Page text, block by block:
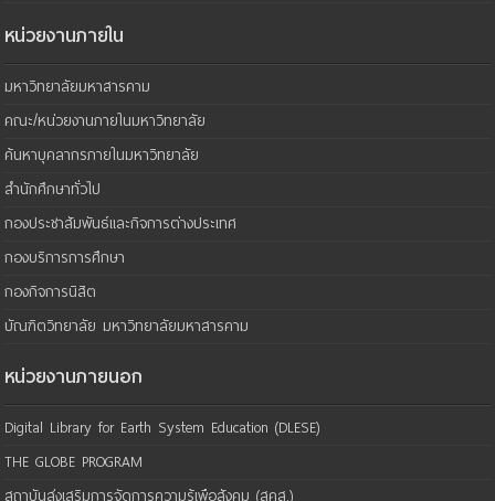
หน่วยงานภายใน
มหาวิทยาลัยมหาสารคาม
คณะ/หน่วยงานภายในมหาวิทยาลัย
ค้นหาบุคลากรภายในมหาวิทยาลัย
สำนักศึกษาทั่วไป
กองประชาสัมพันธ์และกิจการต่างประเทศ
กองบริการการศึกษา
กองกิจการนิสิต
บัณฑิตวิทยาลัย มหาวิทยาลัยมหาสารคาม
หน่วยงานภายนอก
Digital Library for Earth System Education (DLESE)
THE GLOBE PROGRAM